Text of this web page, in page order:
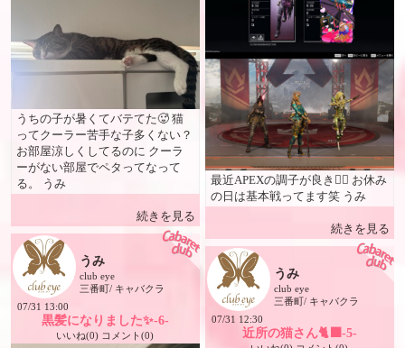
最近APEXの調子が良き🙆‍♀️ お休み
続きを見る
うちの子が暑くてバテてた🥵 猫
ってクーラー苦手な子多くない？
お部屋涼しくしてるのに クーラ
ーがない部屋でペタってなって
続きを見る
うみ
club eye
三番町/ キャバクラ
07/31 13:00
黒髪になりました✨-6-
いいね(0) コメント(0)
うみ
club eye
三番町/ キャバクラ
07/31 12:30
近所の猫さん🐈‍⬛-5-